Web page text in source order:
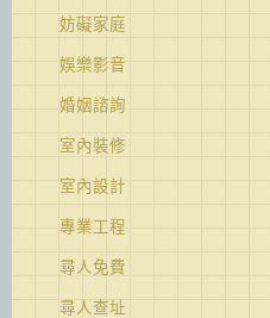
妨礙家庭
娛樂影音
婚姻諮詢
室內裝修
室內設計
專業工程
尋人免費
尋人查址